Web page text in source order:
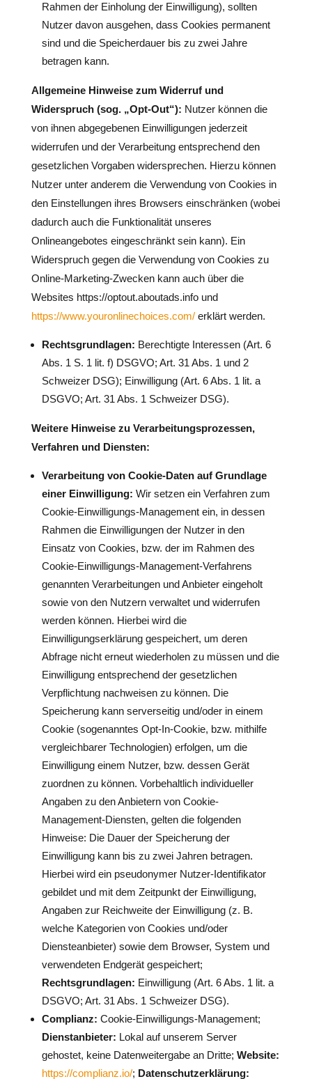
Rahmen der Einholung der Einwilligung), sollten
Nutzer davon ausgehen, dass Cookies permanent
sind und die Speicherdauer bis zu zwei Jahre
betragen kann.
Allgemeine Hinweise zum Widerruf und
Widerspruch (sog. „Opt-Out“): Nutzer können die
von ihnen abgegebenen Einwilligungen jederzeit
widerrufen und der Verarbeitung entsprechend den
gesetzlichen Vorgaben widersprechen. Hierzu können
Nutzer unter anderem die Verwendung von Cookies in
den Einstellungen ihres Browsers einschränken (wobei
dadurch auch die Funktionalität unseres
Onlineangebotes eingeschränkt sein kann). Ein
Widerspruch gegen die Verwendung von Cookies zu
Online-Marketing-Zwecken kann auch über die
Websites https://optout.aboutads.info und
https://www.youronlinechoices.com/erklärt werden.
Rechtsgrundlagen: Berechtigte Interessen (Art. 6
Abs. 1 S. 1 lit. f) DSGVO; Art. 31 Abs. 1 und 2
Schweizer DSG); Einwilligung (Art. 6 Abs. 1 lit. a
DSGVO; Art. 31 Abs. 1 Schweizer DSG).
Weitere Hinweise zu Verarbeitungsprozessen,
Verfahren und Diensten:
Verarbeitung von Cookie-Daten auf Grundlage
einer Einwilligung: Wir setzen ein Verfahren zum
Cookie-Einwilligungs-Management ein, in dessen
Rahmen die Einwilligungen der Nutzer in den
Einsatz von Cookies, bzw. der im Rahmen des
Cookie-Einwilligungs-Management-Verfahrens
genannten Verarbeitungen und Anbieter eingeholt
sowie von den Nutzern verwaltet und widerrufen
werden können. Hierbei wird die
Einwilligungserklärung gespeichert, um deren
Abfrage nicht erneut wiederholen zu müssen und die
Einwilligung entsprechend der gesetzlichen
Verpflichtung nachweisen zu können. Die
Speicherung kann serverseitig und/oder in einem
Cookie (sogenanntes Opt-In-Cookie, bzw. mithilfe
vergleichbarer Technologien) erfolgen, um die
Einwilligung einem Nutzer, bzw. dessen Gerät
zuordnen zu können. Vorbehaltlich individueller
Angaben zu den Anbietern von Cookie-
Management-Diensten, gelten die folgenden
Hinweise: Die Dauer der Speicherung der
Einwilligung kann bis zu zwei Jahren betragen.
Hierbei wird ein pseudonymer Nutzer-Identifikator
gebildet und mit dem Zeitpunkt der Einwilligung,
Angaben zur Reichweite der Einwilligung (z. B.
welche Kategorien von Cookies und/oder
Diensteanbieter) sowie dem Browser, System und
verwendeten Endgerät gespeichert;
Rechtsgrundlagen: Einwilligung (Art. 6 Abs. 1 lit. a
DSGVO; Art. 31 Abs. 1 Schweizer DSG).
Complianz: Cookie-Einwilligungs-Management;
Dienstanbieter: Lokal auf unserem Server
gehostet, keine Datenweitergabe an Dritte; Website:
https://complianz.io/; Datenschutzerklärung: